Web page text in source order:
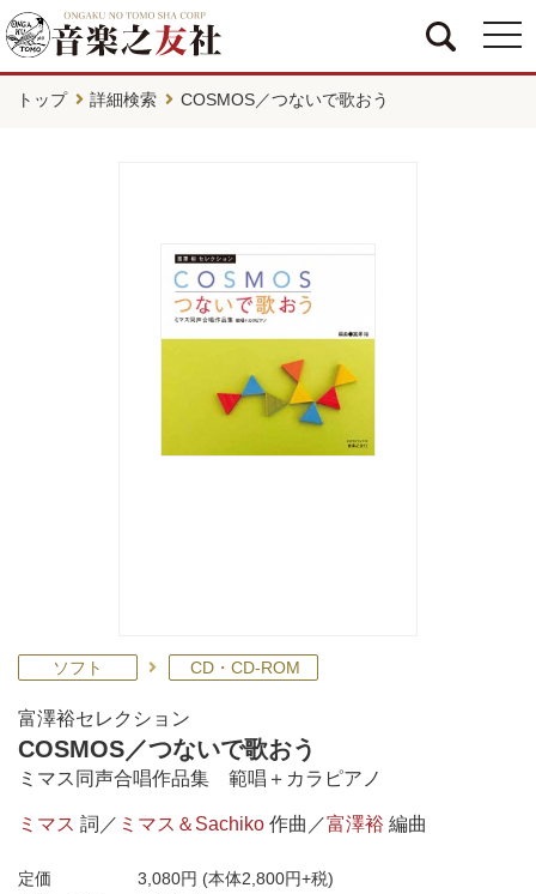
トップ 詳細検索 COSMOS／つないで歌おう
ソフト CD・CD-ROM
富澤裕セレクション
COSMOS／つないで歌おう
ミマス同声合唱作品集 範唱＋カラピアノ
ミマス 詞／ ミマス＆Sachiko 作曲／富澤裕 編曲
定価 3,080円 (本体2,800円+税)